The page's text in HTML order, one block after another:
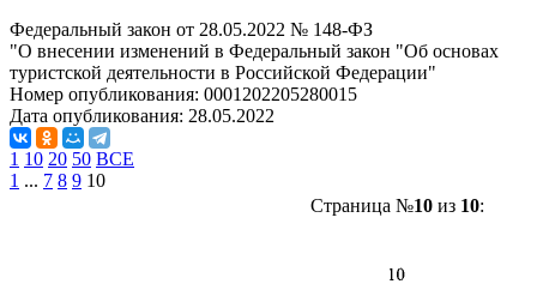
Федеральный закон от 28.05.2022 № 148-ФЗ
"О внесении изменений в Федеральный закон "Об основах
туристской деятельности в Российской Федерации"
Номер опубликования: 0001202205280015
Дата опубликования: 28.05.2022
1 10 20 50 ВСЕ
1 ... 7 8 9 10
Страница №10из 10: